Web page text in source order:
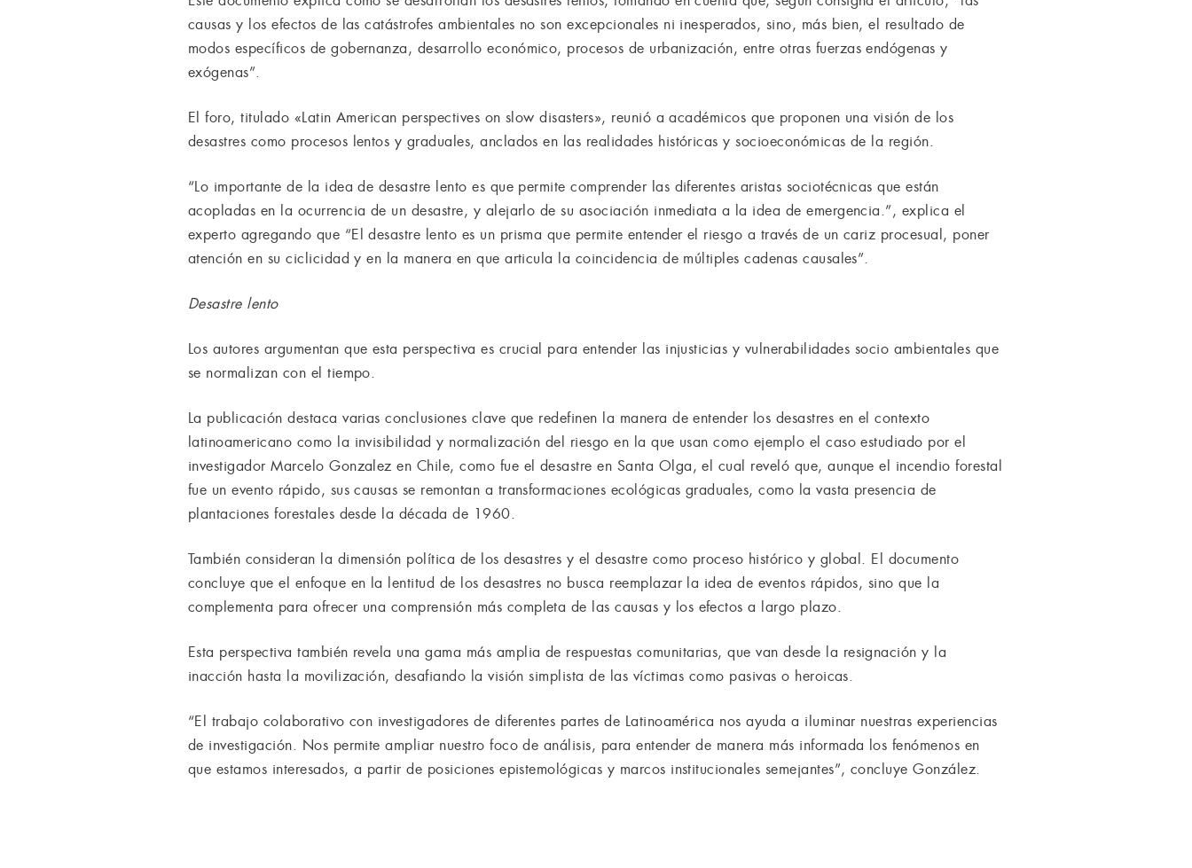
causas y los efectos de las catástrofes ambientales no son excepcionales ni inesperados, sino, más bien, el resultado de
modos específicos de gobernanza, desarrollo económico, procesos de urbanización, entre otras fuerzas endógenas y
exógenas”.
El foro, titulado «Latin American perspectives on slow disasters», reunió a académicos que proponen una visión de los
desastres como procesos lentos y graduales, anclados en las realidades históricas y socioeconómicas de la región.
“Lo importante de la idea de desastre lento es que permite comprender las diferentes aristas sociotécnicas que están
acopladas en la ocurrencia de un desastre, y alejarlo de su asociación inmediata a la idea de emergencia.”, explica el
experto agregando que “El desastre lento es un prisma que permite entender el riesgo a través de un cariz procesual, poner
atención en su ciclicidad y en la manera en que articula la coincidencia de múltiples cadenas causales”.
Desastre lento
Los autores argumentan que esta perspectiva es crucial para entender las injusticias y vulnerabilidades socio ambientales que
se normalizan con el tiempo.
La publicación destaca varias conclusiones clave que redefinen la manera de entender los desastres en el contexto
latinoamericano como la invisibilidad y normalización del riesgo en la que usan como ejemplo el caso estudiado por el
investigador Marcelo Gonzalez en Chile, como fue el desastre en Santa Olga, el cual reveló que, aunque el incendio forestal
fue un evento rápido, sus causas se remontan a transformaciones ecológicas graduales, como la vasta presencia de
plantaciones forestales desde la década de 1960.
También consideran la dimensión política de los desastres y el desastre como proceso histórico y global. El documento
concluye que el enfoque en la lentitud de los desastres no busca reemplazar la idea de eventos rápidos, sino que la
complementa para ofrecer una comprensión más completa de las causas y los efectos a largo plazo.
Esta perspectiva también revela una gama más amplia de respuestas comunitarias, que van desde la resignación y la
inacción hasta la movilización, desafiando la visión simplista de las víctimas como pasivas o heroicas.
“El trabajo colaborativo con investigadores de diferentes partes de Latinoamérica nos ayuda a iluminar nuestras experiencias
de investigación. Nos permite ampliar nuestro foco de análisis, para entender de manera más informada los fenómenos en
que estamos interesados, a partir de posiciones epistemológicas y marcos institucionales semejantes”, concluye González.